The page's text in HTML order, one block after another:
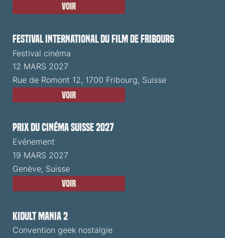
Voir
Festival International du Film de Fribourg
Festival cinéma
12 MARS 2027
Rue de Romont 12, 1700 Fribourg, Suisse
Voir
Prix du Cinéma Suisse 2027
Evénement
19 MARS 2027
Genève, Suisse
Voir
Kidult Mania 2
Convention geek nostalgie